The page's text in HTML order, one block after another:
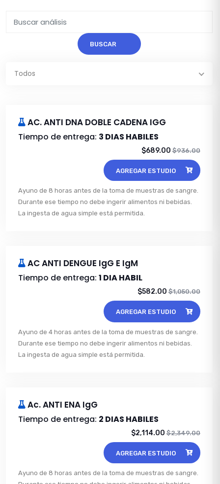
BUSCAR
Todos
AC. ANTI DNA DOBLE CADENA IGG
Tiempo de entrega: 3 DIAS HABILES
$689.00 $936.00
AGREGAR ESTUDIO
Ayuno de 8 horas antes de la toma de muestras de sangre.
Durante ese tiempo no debe ingerir alimentos ni bebidas.
La ingesta de agua simple está permitida.
AC ANTI DENGUE IgG E IgM
Tiempo de entrega: 1 DIA HABIL
$582.00 $1,050.00
AGREGAR ESTUDIO
Ayuno de 4 horas antes de la toma de muestras de sangre.
Durante ese tiempo no debe ingerir alimentos ni bebidas.
La ingesta de agua simple está permitida.
Ac. ANTI ENA IgG
Tiempo de entrega: 2 DIAS HABILES
$2,114.00 $2,349.00
AGREGAR ESTUDIO
Ayuno de 8 horas antes de la toma de muestras de sangre.